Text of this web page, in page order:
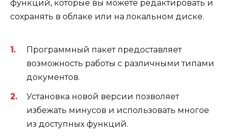
функций, которые вы можете редактировать и
сохранять в облаке или на локальном диске.
Программный пакет предоставляет
возможность работы с различными типами
документов.
Установка новой версии позволяет
избежать минусов и использовать многое
из доступных функций.